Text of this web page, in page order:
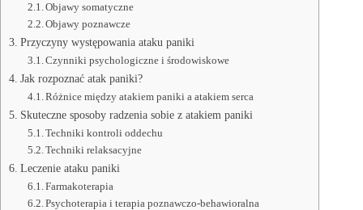
Objawy somatyczne
Objawy poznawcze
Przyczyny występowania ataku paniki
Czynniki psychologiczne i środowiskowe
Jak rozpoznać atak paniki?
Różnice między atakiem paniki a atakiem serca
Skuteczne sposoby radzenia sobie z atakiem paniki
Techniki kontroli oddechu
Techniki relaksacyjne
Leczenie ataku paniki
Farmakoterapia
Psychoterapia i terapia poznawczo-behawioralna